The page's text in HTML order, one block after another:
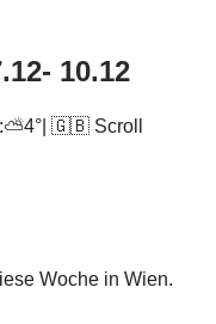
10.12
🇬🇧 Scroll
Woche in Wien.